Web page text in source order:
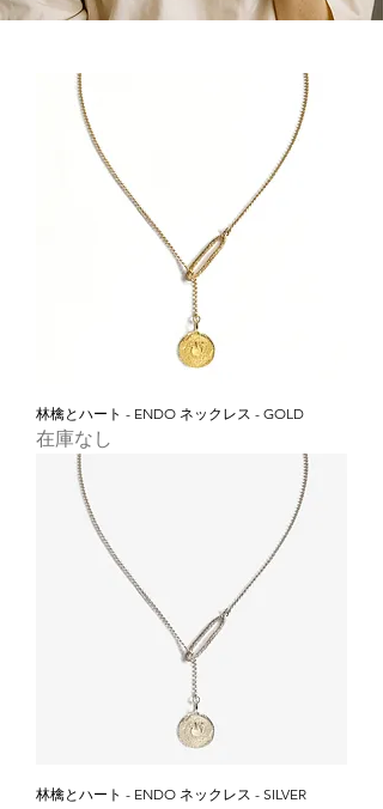
林檎とハート - ENDO ネックレス - GOLD
在庫なし
林檎とハート - ENDO ネックレス - SILVER